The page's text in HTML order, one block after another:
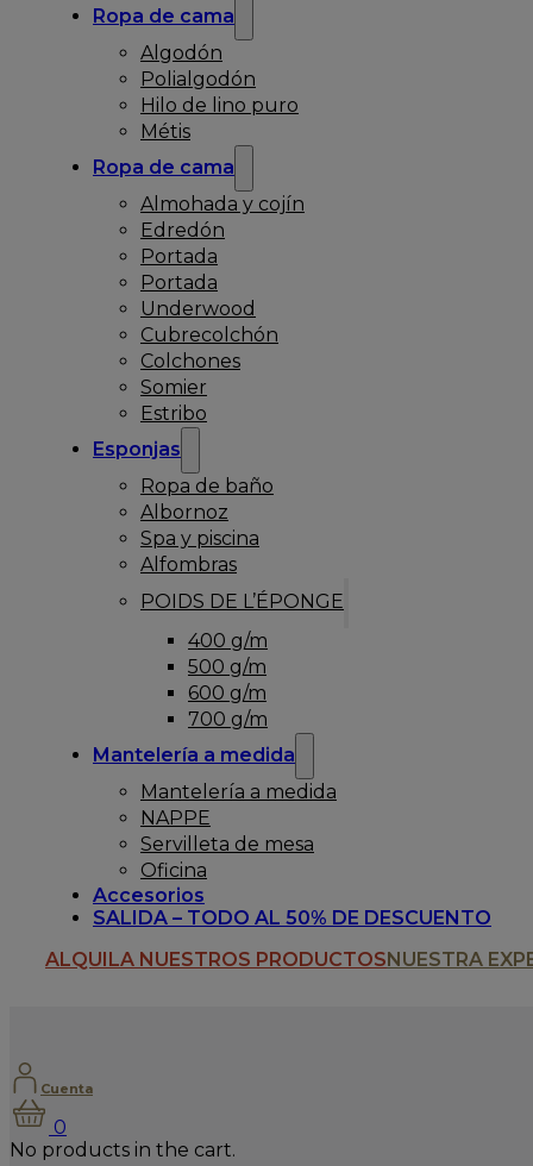
Ropa de cama
Algodón
Polialgodón
Hilo de lino puro
Métis
Ropa de cama
Almohada y cojín
Edredón
Portada
Portada
Underwood
Cubrecolchón
Colchones
Somier
Estribo
Esponjas
Ropa de baño
Albornoz
Spa y piscina
Alfombras
POIDS DE L’ÉPONGE
400 g/m
500 g/m
600 g/m
700 g/m
Mantelería a medida
Mantelería a medida
NAPPE
Servilleta de mesa
Oficina
Accesorios
SALIDA – TODO AL 50% DE DESCUENTO
ALQUILA NUESTROS PRODUCTOSNUESTRA
Cuenta
0
No products in the cart.